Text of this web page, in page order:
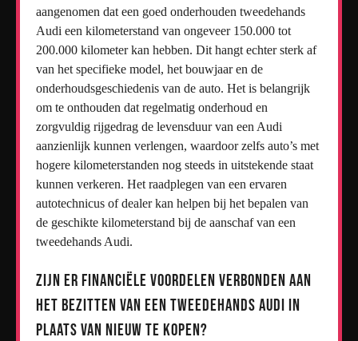
aangenomen dat een goed onderhouden tweedehands
Audi een kilometerstand van ongeveer 150.000 tot
200.000 kilometer kan hebben. Dit hangt echter sterk af
van het specifieke model, het bouwjaar en de
onderhoudsgeschiedenis van de auto. Het is belangrijk
om te onthouden dat regelmatig onderhoud en
zorgvuldig rijgedrag de levensduur van een Audi
aanzienlijk kunnen verlengen, waardoor zelfs auto’s met
hogere kilometerstanden nog steeds in uitstekende staat
kunnen verkeren. Het raadplegen van een ervaren
autotechnicus of dealer kan helpen bij het bepalen van
de geschikte kilometerstand bij de aanschaf van een
tweedehands Audi.
Zijn er financiële voordelen verbonden aan
het bezitten van een tweedehands Audi in
plaats van nieuw te kopen?